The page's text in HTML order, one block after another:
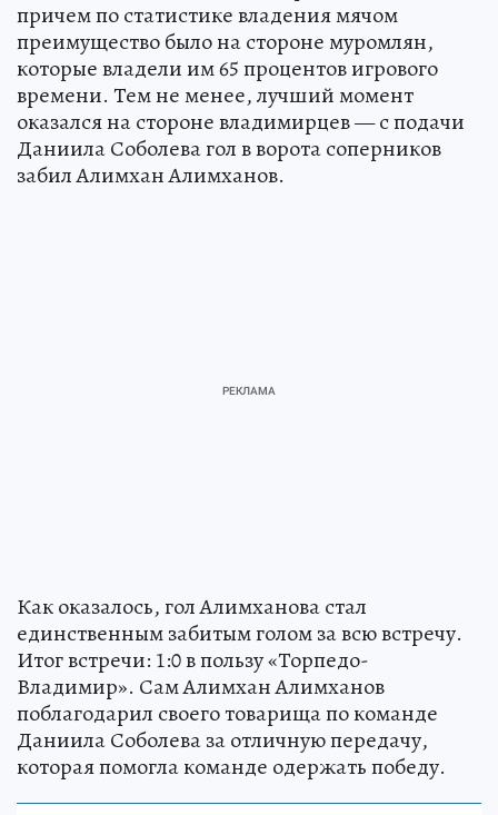
причем по статистике владения мячом
преимущество было на стороне муромлян,
которые владели им 65 процентов игрового
времени. Тем не менее, лучший момент
оказался на стороне владимирцев — с подачи
Даниила Соболева гол в ворота соперников
забил Алимхан Алимханов.
Как оказалось, гол Алимханова стал
единственным забитым голом за всю встречу.
Итог встречи: 1:0 в пользу «Торпедо-
Владимир». Сам Алимхан Алимханов
поблагодарил своего товарища по команде
Даниила Соболева за отличную передачу,
которая помогла команде одержать победу.